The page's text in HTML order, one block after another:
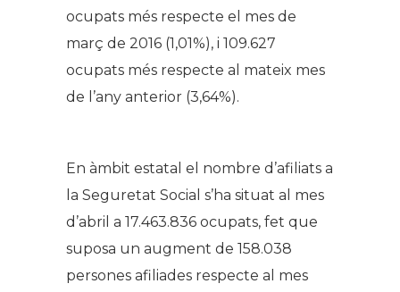
ocupats més respecte el mes de
març de 2016 (1,01%), i 109.627
ocupats més respecte al mateix mes
de l’any anterior (3,64%).
En àmbit estatal el nombre d’afiliats a
la Seguretat Social s’ha situat al mes
d’abril a 17.463.836 ocupats, fet que
suposa un augment de 158.038
persones afiliades respecte al mes